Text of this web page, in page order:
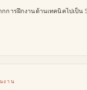
กการฝึกงานด้านเทคนิคไปเป็น
งาน